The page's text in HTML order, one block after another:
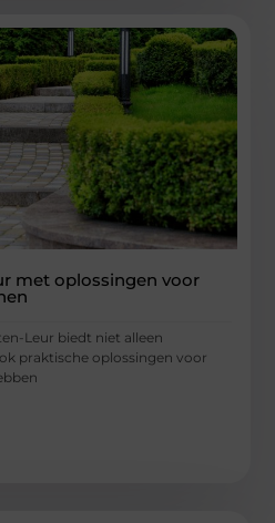
met oplossingen voor
Leur biedt niet alleen
praktische oplossingen voor